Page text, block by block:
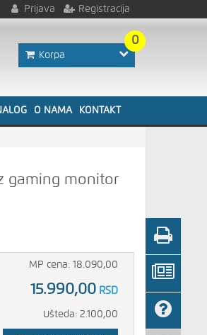
Prijava Registracija
0
Korpa
O NAMA KONTAKT
gaming monitor
MP cena: 18.090,00
15.990,00RSD
Ušteda: 2.100,00